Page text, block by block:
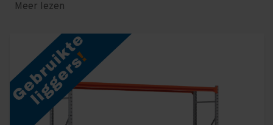
gekocht worden. Met tweedehands stelllingen kun je
Meer lezen